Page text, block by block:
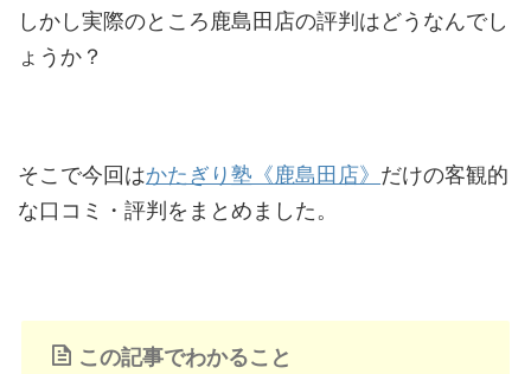
しかし実際のところ鹿島田店の評判はどうなんでし
ょうか？
そこで今回はかたぎり塾《鹿島田店》 だけの客観的
な口コミ・評判をまとめました。
この記事でわかること